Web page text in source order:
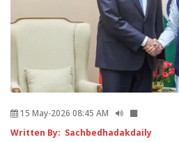
15 May-2026 08:45 AM
Written By: Sachbedhadakdaily